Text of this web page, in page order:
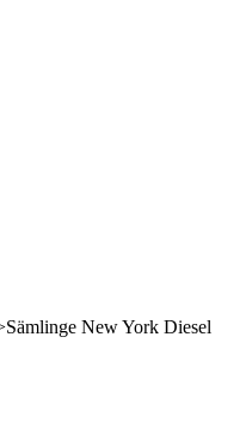
Sämlinge New York Diesel